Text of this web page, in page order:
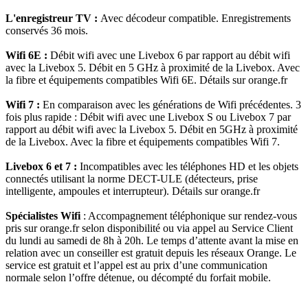
L'enregistreur TV : Avec décodeur compatible. Enregistrements
conservés 36 mois.
Wifi 6E : Débit wifi avec une Livebox 6 par rapport au débit wifi
avec la Livebox 5. Débit en 5 GHz à proximité de la Livebox. Avec
la fibre et équipements compatibles Wifi 6E. Détails sur orange.fr
Wifi 7 : En comparaison avec les générations de Wifi précédentes. 3
fois plus rapide : Débit wifi avec une Livebox S ou Livebox 7 par
rapport au débit wifi avec la Livebox 5. Débit en 5GHz à proximité
de la Livebox. Avec la fibre et équipements compatibles Wifi 7.
Livebox 6 et 7 : Incompatibles avec les téléphones HD et les objets
connectés utilisant la norme DECT-ULE (détecteurs, prise
intelligente, ampoules et interrupteur). Détails sur orange.fr
Spécialistes Wifi : Accompagnement téléphonique sur rendez-vous
pris sur orange.fr selon disponibilité ou via appel au Service Client
du lundi au samedi de 8h à 20h. Le temps d’attente avant la mise en
relation avec un conseiller est gratuit depuis les réseaux Orange. Le
service est gratuit et l’appel est au prix d’une communication
normale selon l’offre détenue, ou décompté du forfait mobile.